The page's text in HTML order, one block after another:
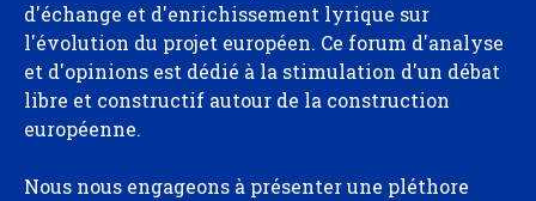
d'échange et d'enrichissement lyrique sur
l'évolution du projet européen. Ce forum d'analyse
et d'opinions est dédié à la stimulation d'un débat
libre et constructif autour de la construction
européenne.
Nous nous engageons à présenter une pléthore